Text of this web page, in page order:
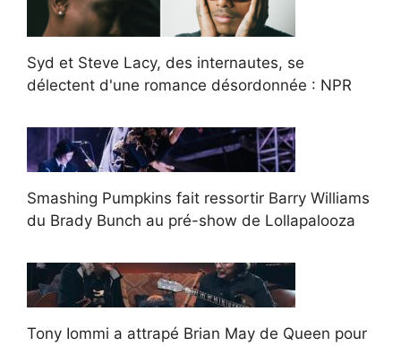
Syd et Steve Lacy, des internautes, se
délectent d'une romance désordonnée : NPR
Smashing Pumpkins fait ressortir Barry Williams
du Brady Bunch au pré-show de Lollapalooza
Tony Iommi a attrapé Brian May de Queen pour